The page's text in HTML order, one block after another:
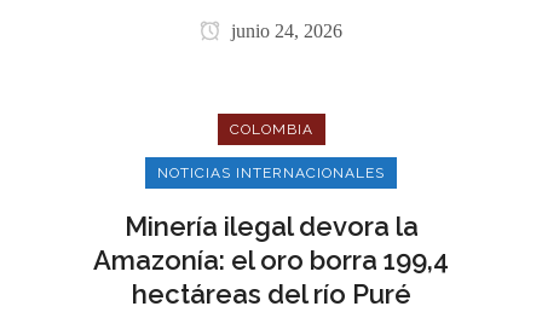
junio 24, 2026
COLOMBIA
NOTICIAS INTERNACIONALES
Minería ilegal devora la
Amazonía: el oro borra 199,4
hectáreas del río Puré